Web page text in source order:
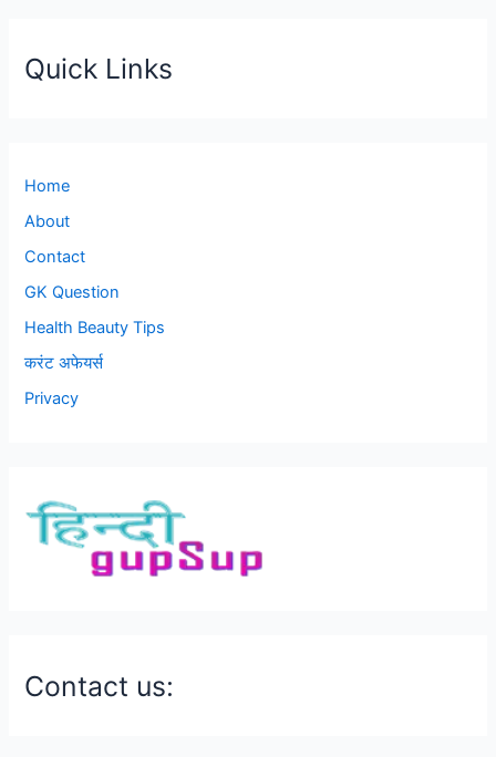
Quick Links
Home
About
Contact
GK Question
Health Beauty Tips
करंट अफेयर्स
Privacy
Contact us: